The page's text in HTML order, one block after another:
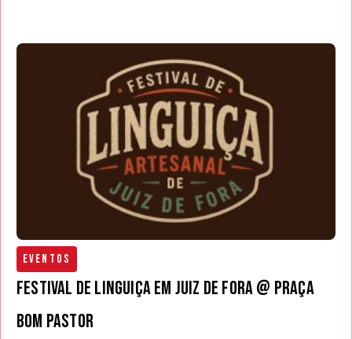
Eventos
Festival de Linguiça em Juiz de Fora @ Praça
Bom Pastor